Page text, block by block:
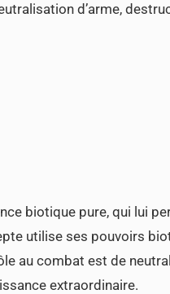
d’arme,
biotique pure, qui lui
utilise ses pouvoirs
au combat est de
extraordinaire.